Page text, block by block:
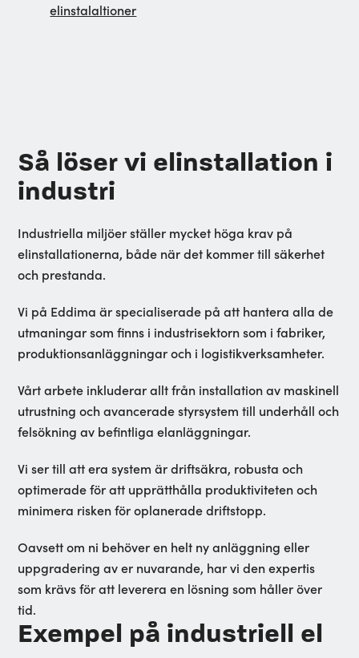
elinstalaltioner
Så löser vi elinstallation i
industri
Industriella miljöer ställer mycket höga krav på
elinstallationerna, både när det kommer till säkerhet
och prestanda.
Vi på Eddima är specialiserade på att hantera alla de
utmaningar som finns i industrisektorn som i fabriker,
produktionsanläggningar och i logistikverksamheter.
Vårt arbete inkluderar allt från installation av maskinell
utrustning och avancerade styrsystem till underhåll och
felsökning av befintliga elanläggningar.
Vi ser till att era system är driftsäkra, robusta och
optimerade för att upprätthålla produktiviteten och
minimera risken för oplanerade driftstopp.
Oavsett om ni behöver en helt ny anläggning eller
uppgradering av er nuvarande, har vi den expertis
som krävs för att leverera en lösning som håller över
tid.
Exempel på industriell el